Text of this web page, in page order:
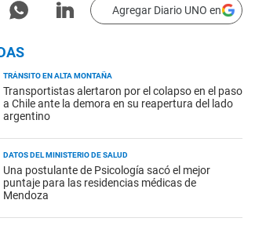
Agregar Diario UNO en
TRÁNSITO EN ALTA MONTAÑA
Transportistas alertaron por el colapso en el paso
a Chile ante la demora en su reapertura del lado
argentino
DATOS DEL MINISTERIO DE SALUD
Una postulante de Psicología sacó el mejor
puntaje para las residencias médicas de
Mendoza